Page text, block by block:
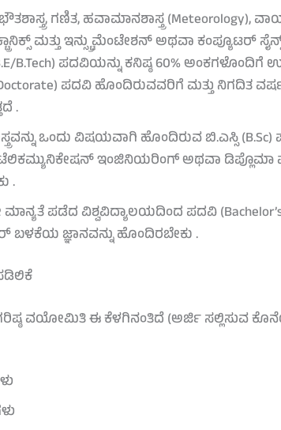
ಗಣಿತ, ಹವಾಮಾನಶಾಸ್ತ್ರ (Meteorology),
ಮತ್ತು ಇನ್ಸ್ಟ್ರುಮೆಂಟೇಶನ್ ಅಥವಾ ಕಂಪ್ಯೂಟರ್
B.Tech) ಪದವಿಯನ್ನು ಕನಿಷ್ಠ 60% ಅಂಕಗಳೊಂದಿಗೆ
ಪದವಿ ಹೊಂದಿರುವವರಿಗೆ ಮತ್ತು ನಿಗದಿತ
.
ಒಂದು ವಿಷಯವಾಗಿ ಹೊಂದಿರುವ ಬಿ.ಎಸ್ಸಿ
ಟೆಲಿಕಮ್ಯುನಿಕೇಷನ್ ಇಂಜಿನಿಯರಿಂಗ್ ಅಥವಾ
.
ಪಡೆದ ವಿಶ್ವವಿದ್ಯಾಲಯದಿಂದ ಪದವಿ (Bachelor’s
ಬಳಕೆಯ ಜ್ಞಾನವನ್ನು ಹೊಂದಿರಬೇಕು .
ವಯೋಮಿತಿ ಈ ಕೆಳಗಿನಂತಿದೆ (ಅರ್ಜಿ ಸಲ್ಲಿಸುವ